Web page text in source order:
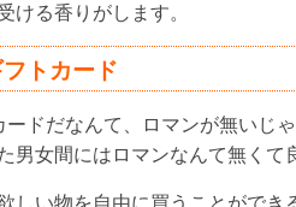
ける香りがします。
トカード
ドだなんて、ロマンが無いじ
男女間にはロマンなんて無くて
しい物を自由に買うことができ